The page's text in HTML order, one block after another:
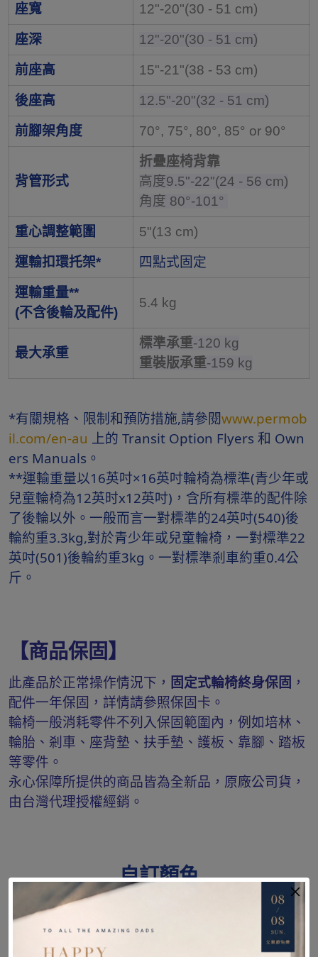
座寬 12"-20"(30 - 51 cm)
座深 12"-20"(30 - 51 cm)
前座高 15"-21"(38 - 53 cm)
後座高 12.5"-20"(32 - 51 cm)
前腳架角度 70°, 75°, 80°, 85° or 90°
背管形式
折疊座椅背靠
高度9.5"-22"(24 - 56 cm)
角度 80°-101°
重心調整範圍 5"(13 cm)
運輸扣環托架* 四點式固定
運輸重量**
(不含後輪及配件)
5.4 kg
最大承重
標準承重-120 kg
重裝版承重-159 kg
*有關規格、限制和預防措施,請參閱www.permob
il.com/en-au 上的 Transit Option Flyers 和 Own
ers Manuals。
**運輸重量以16英吋×16英吋輪椅為標準(青少年或
兒童輪椅為12英时x12英吋)，含所有標準的配件除
了後輪以外。一般而言一對標準的24英吋(540)後
輪約重3.3kg,對於青少年或兒童輪椅，一對標準22
英吋(501)後輪約重3kg。一對標準剎車約重0.4公
斤。
【商品保固】
此產品於正常操作情況下， 固定式輪椅終身保固 ，
配件一年保固，詳情請參照保固卡。
輪椅一般消耗零件不列入保固範圍內，例如培林、
輪胎、剎車、座背墊、扶手墊、護板、靠腳、踏板
等零件。
永心保障所提供的商品皆為全新品，原廠公司貨，
由台灣代理授權經銷。
自訂顏色
網站上的顏色僅供參考，顏色請參考實際樣本。